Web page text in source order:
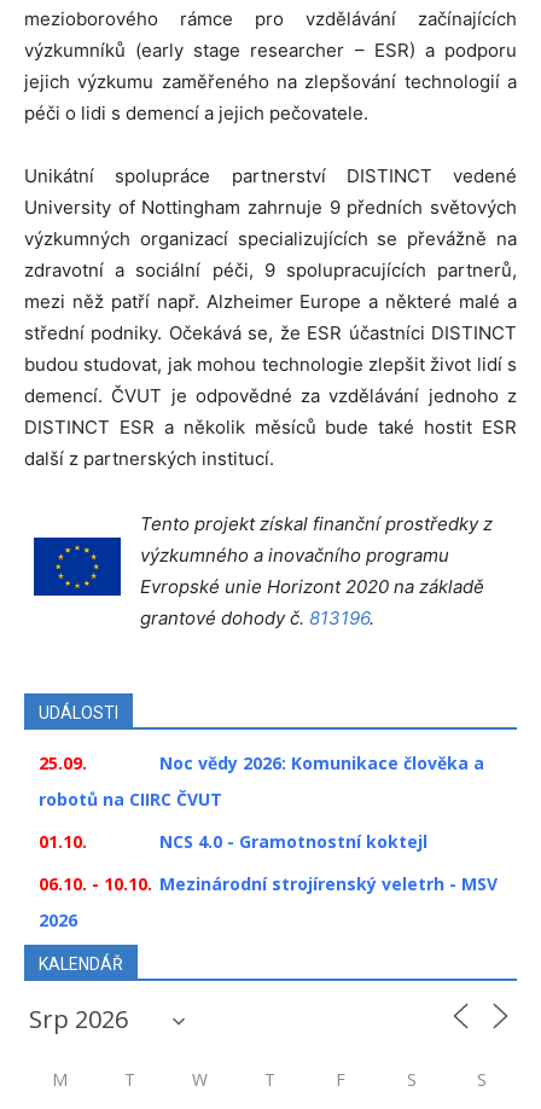
mezioborového rámce pro vzdělávání začínajících
výzkumníků (early stage researcher – ESR) a podporu
jejich výzkumu zaměřeného na zlepšování technologií a
péči o lidi s demencí a jejich pečovatele.
Unikátní spolupráce partnerství DISTINCT vedené
University of Nottingham zahrnuje 9 předních světových
výzkumných organizací specializujících se převážně na
zdravotní a sociální péči, 9 spolupracujících partnerů,
mezi něž patří např. Alzheimer Europe a některé malé a
střední podniky. Očekává se, že ESR účastníci DISTINCT
budou studovat, jak mohou technologie zlepšit život lidí s
demencí. ČVUT je odpovědné za vzdělávání jednoho z
DISTINCT ESR a několik měsíců bude také hostit ESR
další z partnerských institucí.
Tento projekt získal finanční prostředky z
výzkumného a inovačního programu
Evropské unie Horizont 2020 na základě
grantové dohody č. 813196.
UDÁLOSTI
25.09.
Noc vědy 2026: Komunikace člověka a
robotů na CIIRC ČVUT
01.10.
NCS 4.0 - Gramotnostní koktejl
06.10. - 10.10. Mezinárodní strojírenský veletrh - MSV
2026
KALENDÁŘ
M T W T F S S